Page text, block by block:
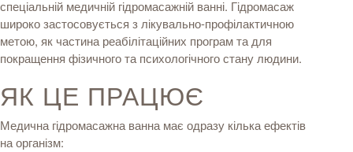
спеціальній медичній гідромасажній ванні. Гідромасаж
широко застосовується з лікувально-профілактичною
метою, як частина реабілітаційних програм та для
покращення фізичного та психологічного стану людини.
ЯК ЦЕ ПРАЦЮЄ
Медична гідромасажна ванна має одразу кілька ефектів
на організм: